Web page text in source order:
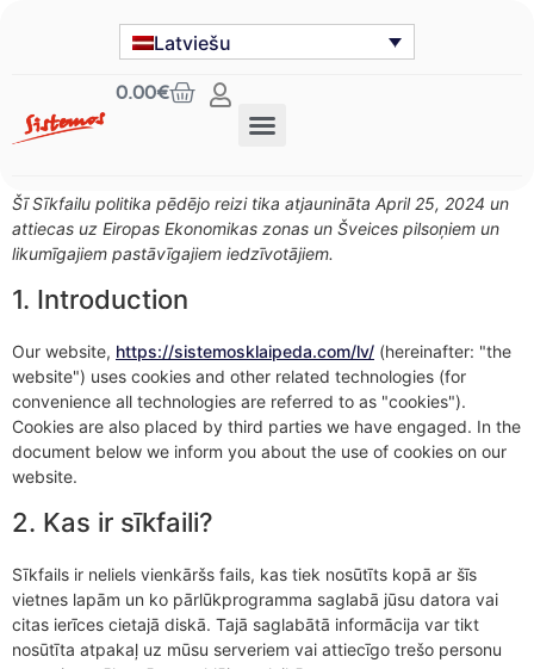
Latviešu
0.00€
Šī Sīkfailu politika pēdējo reizi tika atjaunināta April 25, 2024 un
attiecas uz Eiropas Ekonomikas zonas un Šveices pilsoņiem un
likumīgajiem pastāvīgajiem iedzīvotājiem.
1. Introduction
Our website, https://sistemosklaipeda.com/lv/ (hereinafter: "the
website") uses cookies and other related technologies (for
convenience all technologies are referred to as "cookies").
Cookies are also placed by third parties we have engaged. In the
document below we inform you about the use of cookies on our
website.
2. Kas ir sīkfaili?
Sīkfails ir neliels vienkāršs fails, kas tiek nosūtīts kopā ar šīs
vietnes lapām un ko pārlūkprogramma saglabā jūsu datora vai
citas ierīces cietajā diskā. Tajā saglabātā informācija var tikt
nosūtīta atpakaļ uz mūsu serveriem vai attiecīgo trešo personu